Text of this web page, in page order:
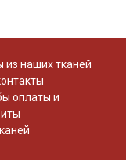
из наших тканей
оплаты и